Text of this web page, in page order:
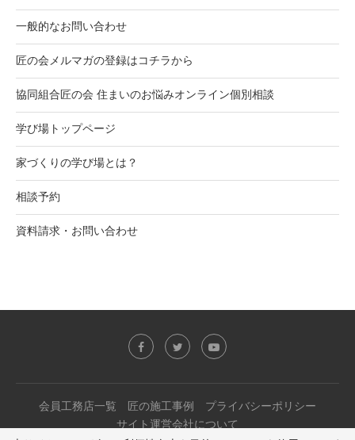
一般的なお問い合わせ
匠の会メルマガの登録はコチラから
協同組合匠の会 住まいのお悩みオンライン個別相談
学び場トップページ
家づくりの学び場とは？
相談予約
資料請求・お問い合わせ
会員工務店一覧 匠の施工事例
プライバシーポリシー
サイト運営会社について